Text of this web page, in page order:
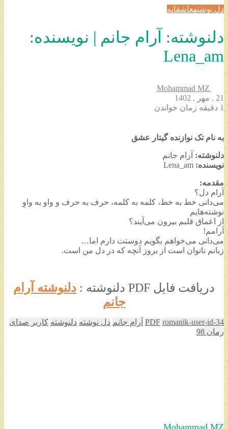
دل نوشتهعاشقانه
دلنوشته: آرام جانم | نویسنده:
Lena_am
21 , مهر , 1402
1 دقیقه زمان خواندن
به نام تک نوازنده گیتار عشق
دلنوشته: آرام جانم
نویسنده: Lena_am
مقدمه:
آرام دل؟
می‌دانی خط به خط، کلمه به کلمه، حرف به حرف و واو به واوِ
نوشته‌هایم
از اعماق قلبم بیرون می‌آیند؟
آرامم!
می‌دانی می‌خواهم بگویم دوستت دارم اما…
زبانم ناتوان است از بروز آنچه که در دل من است.
دریافت فایل PDF دلنوشته :
دلنوشته آرام
جانم
PDF romanik-user-id-34 آرام جانم دل نوشته دلنوشته کاربر صدای
رمان 98